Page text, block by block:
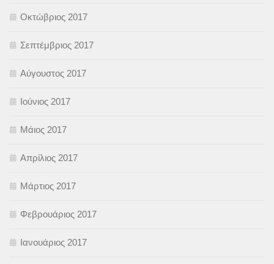
Οκτώβριος 2017
Σεπτέμβριος 2017
Αύγουστος 2017
Ιούνιος 2017
Μάιος 2017
Απρίλιος 2017
Μάρτιος 2017
Φεβρουάριος 2017
Ιανουάριος 2017